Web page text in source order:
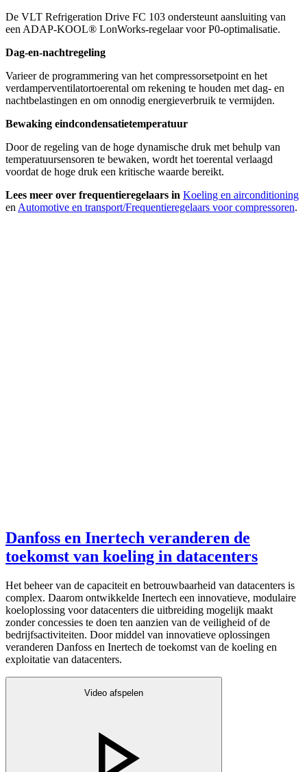
De VLT Refrigeration Drive FC 103 ondersteunt aansluiting van
een ADAP-KOOL® LonWorks-regelaar voor P0-optimalisatie.
Dag-en-nachtregeling
Varieer de programmering van het compressorsetpoint en het
verdamperventilatortoerental om rekening te houden met dag- en
nachtbelastingen en om onnodig energieverbruik te vermijden.
Bewaking eindcondensatietemperatuur
Door de regeling van de hoge dynamische druk met behulp van
temperatuursensoren te bewaken, wordt het toerental verlaagd
voordat de hoge druk een kritische waarde bereikt.
Lees meer over frequentieregelaars in Koeling en airconditioning
en Automotive en transport/Frequentieregelaars voor compressoren.
Danfoss en Inertech veranderen de
toekomst van koeling in datacenters
Het beheer van de capaciteit en betrouwbaarheid van datacenters is
complex. Daarom ontwikkelde Inertech een innovatieve, modulaire
koeloplossing voor datacenters die uitbreiding mogelijk maakt
zonder concessies te doen ten aanzien van de veiligheid of de
bedrijfsactiviteiten. Door middel van innovatieve oplossingen
veranderen Danfoss en Inertech de toekomst van de koeling en
exploitatie van datacenters.
Video afspelen